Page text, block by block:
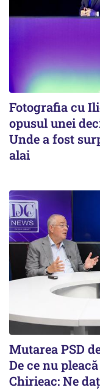
Fotografia cu
opusul unei
Unde a fost
alai
Mutarea PSD
De ce nu
Chirieac: Ne